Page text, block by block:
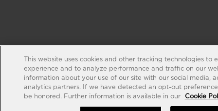
This website uses cookies and other tracking technologies to
experience and to analyze performance and traffic on our
information about your use of our site with our social media,
analytics partners. If we have detected an opt-out
be honored. Further information is available in our
Cookie